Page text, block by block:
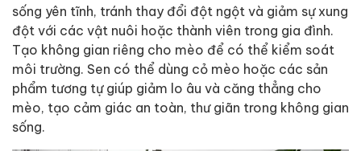
sống yên tĩnh, tránh thay đổi đột ngột và giảm sự xung
đột với các vật nuôi hoặc thành viên trong gia đình.
Tạo không gian riêng cho mèo để có thể kiểm soát
môi trường. Sen có thể dùng cỏ mèo hoặc các sản
phẩm tương tự giúp giảm lo âu và căng thẳng cho
mèo, tạo cảm giác an toàn, thư giãn trong không gian
sống.